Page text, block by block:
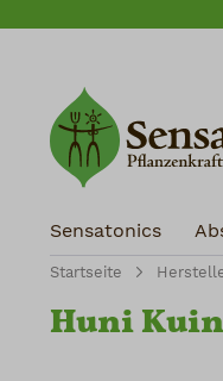
Hauptinhalt springen
Zur Suche springen
Zur
Sensatonics
Startseite
Huni Kuin